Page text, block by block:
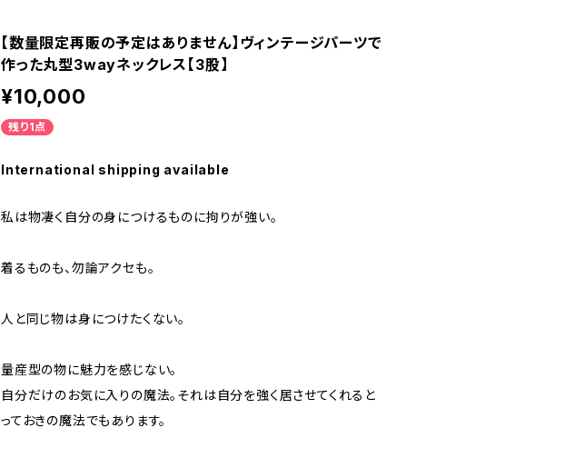
【数量限定再販の予定はありません】ヴィンテージパーツで
作った丸型3wayネックレス【3股】
¥10,000
残り1点
International shipping available
私は物凄く自分の身につけるものに拘りが強い。
着るものも、勿論アクセも。
人と同じ物は身につけたくない。
量産型の物に魅力を感じない。
自分だけのお気に入りの魔法。それは自分を強く居させてくれると
っておきの魔法でもあります。